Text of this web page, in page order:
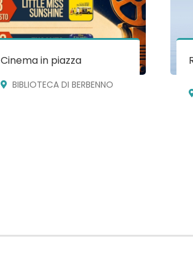
Cinema in piazza
BIBLIOTECA DI BERBENNO